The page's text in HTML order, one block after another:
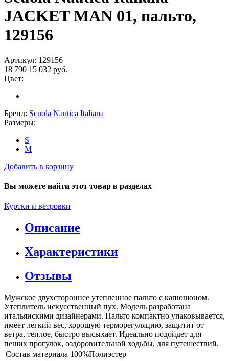
JACKET MAN 01, пальто,
129156
Артикул: 129156
18 790 15 032 руб.
Цвет:
Бренд: Scuola Nautica Italiana
Размеры:
S
M
Добавить в корзину
Вы можете найти этот товар в разделах
Куртки и ветровки
Описание
Характеристики
Отзывы
Мужское двухстороннее утепленное пальто с капюшоном.
Утеплитель искусственный пух. Модель разработана
итальянскими дизайнерами. Пальто компактно упаковывается,
имеет легкий вес, хорошую терморегуляцию, защитит от
ветра, теплое, быстро высыхает. Идеально подойдет для
пеших прогулок, оздоровительной ходьбы, для путешествий.
Состав материала 100%Полиэстер